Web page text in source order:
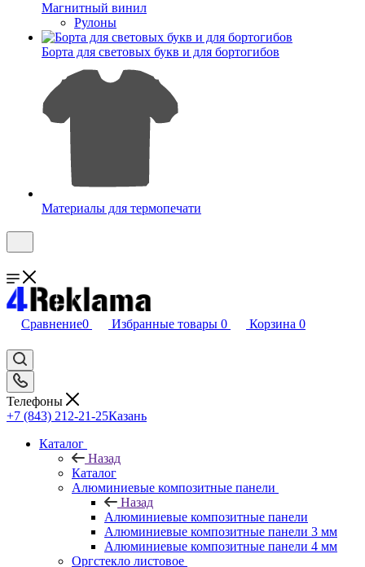
Магнитный винил
Рулоны
Борта для световых букв и для бортогибов
Материалы для термопечати
Сравнение0 Избранные товары 0 Корзина 0
Телефоны
+7 (843) 212-21-25Казань
Каталог
Назад
Каталог
Алюминиевые композитные панели
Назад
Алюминиевые композитные панели
Алюминиевые композитные панели 3 мм
Алюминиевые композитные панели 4 мм
Оргстекло листовое